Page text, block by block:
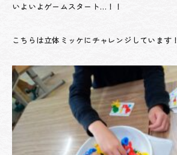
いよいよゲームスタート…！！
こちらは立体ミッケにチャレンジしています！